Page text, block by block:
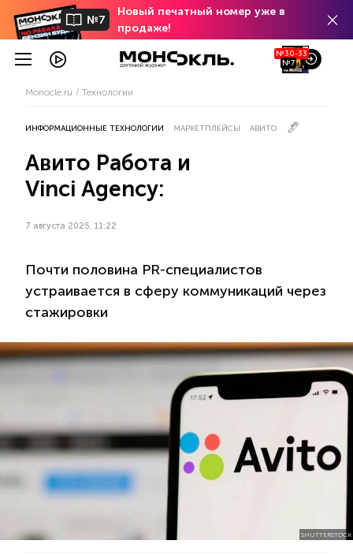
№7
Новый печатный номер уже в
продаже!
№30-33
№7
Monocle.ru Технологии
ИНФОРМАЦИОННЫЕ ТЕХНОЛОГИИ МАРКЕТПЛЕЙСЫ АВИТО
Авито Работа и
Vinci Agency:
7 августа 2025, 11:22
Почти половина PR-специалистов
устраивается в сферу коммуникаций через
стажировки
SHUTTERSTOCK